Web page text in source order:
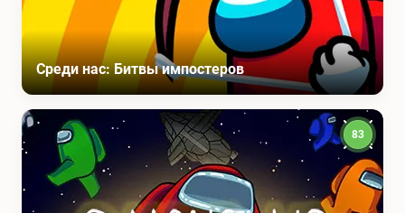
Среди нас: Битвы импостеров
83